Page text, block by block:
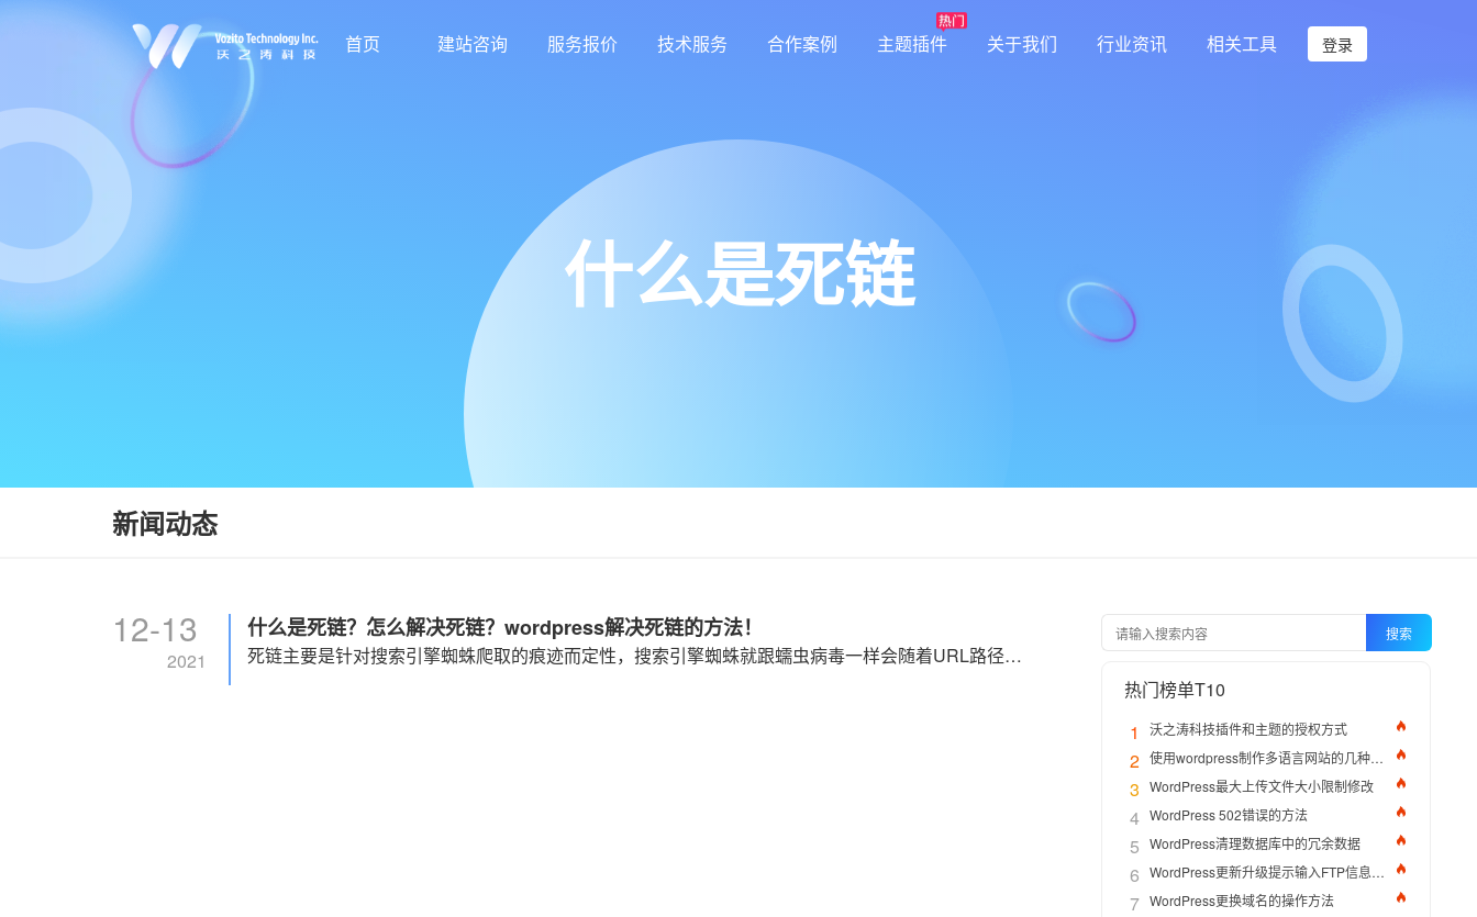
首页 建站咨询 服务报价 技术服务 合作案例 主题插件 关于我们 行业资讯 相关工具 登录
什么是死链
新闻动态
12-13
2021
什么是死链？怎么解决死链？wordpress解决死链的方法！
死链主要是针对搜索引擎蜘蛛爬取的痕迹而定性，搜索引擎蜘蛛就跟蠕虫病毒一样会随着URL路径爬取Cookie、js、html、ajax、css等等
搜索
热门榜单T10
1
沃之涛科技插件和主题的授权方式
2 使用wordpress制作多语言网站的几种方法
3 WordPress最大上传文件大小限制修改
4 WordPress 502错误的方法
5 WordPress清理数据库中的冗余数据
6 WordPress更新升级提示输入FTP信息的解决办法
7 WordPress更换域名的操作方法